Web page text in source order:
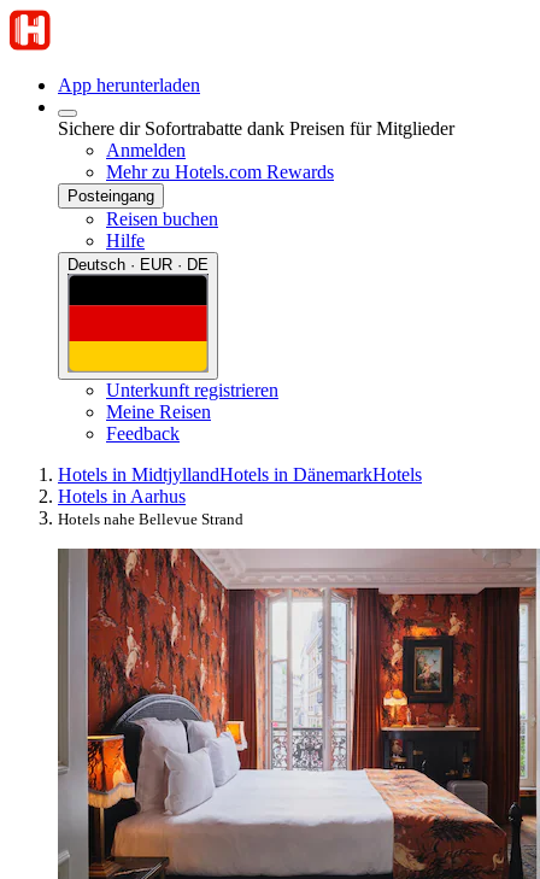
App herunterladen
Sichere dir Sofortrabatte dank Preisen für Mitglieder
Anmelden
Mehr zu Hotels.com Rewards
Posteingang
Reisen buchen
Hilfe
Deutsch · EUR · DE
Unterkunft registrieren
Meine Reisen
Feedback
Hotels in MidtjyllandHotels in DänemarkHotels
Hotels in Aarhus
Hotels nahe Bellevue Strand